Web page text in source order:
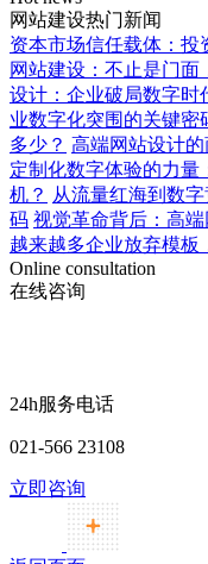
网站建设热门新闻
资本市场信任载体：投
网站建设：不止是门
设计：企业破局数字时
业数字化突围的关键密
多少？ 高端网站设计
定制化数字体验的力
机？ 从流量红海到数
码 视觉革命背后：高
越来越多企业放弃模板
Online consultation
在线咨询
24h服务电话
021-566 23108
立即咨询